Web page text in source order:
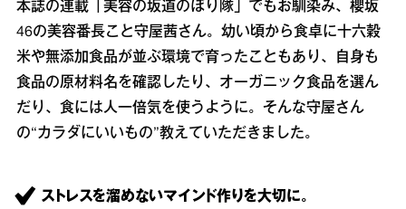
本誌の連載「美容の坂道のぼり隊」でもお馴染み、櫻坂
46の美容番長こと守屋茜さん。幼い頃から食卓に十六穀
米や無添加食品が並ぶ環境で育ったこともあり、自身も
食品の原材料名を確認したり、オーガニック食品を選ん
だり、食には人一倍気を使うように。そんな守屋さん
の“カラダにいいもの”教えていただきました。
ストレスを溜めないマインド作りを大切に。